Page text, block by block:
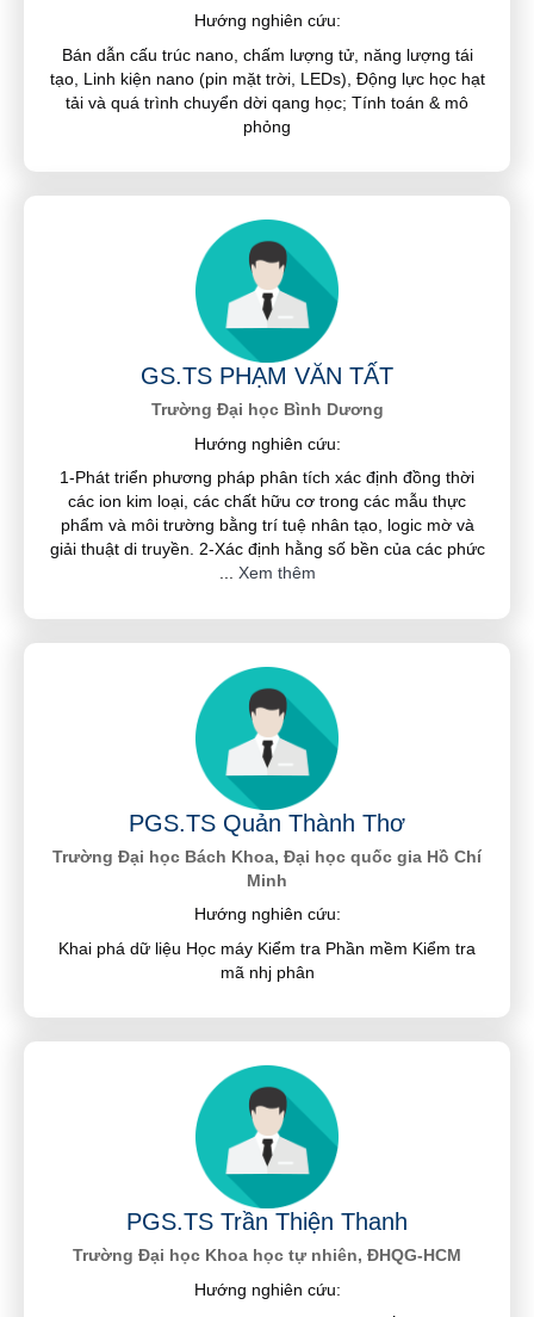
Hướng nghiên cứu:
Bán dẫn cấu trúc nano, chấm lượng tử, năng lượng tái
tạo, Linh kiện nano (pin mặt trời, LEDs), Động lực học hạt
tải và quá trình chuyển dời qang học; Tính toán & mô
phỏng
GS.TS PHẠM VĂN TẤT
Trường Đại học Bình Dương
Hướng nghiên cứu:
1-Phát triển phương pháp phân tích xác định đồng thời
các ion kim loại, các chất hữu cơ trong các mẫu thực
phẩm và môi trường bằng trí tuệ nhân tạo, logic mờ và
giải thuật di truyền. 2-Xác định hằng số bền của các phức
Xem thêm
PGS.TS Quản Thành Thơ
Trường Đại học Bách Khoa, Đại học quốc gia Hồ Chí
Minh
Hướng nghiên cứu:
Khai phá dữ liệu Học máy Kiểm tra Phần mềm Kiểm tra
mã nhj phân
PGS.TS Trần Thiện Thanh
Trường Đại học Khoa học tự nhiên, ĐHQG-HCM
Hướng nghiên cứu: